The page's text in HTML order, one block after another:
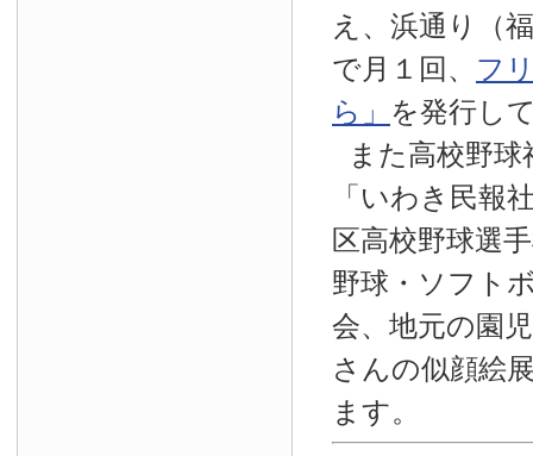
え、浜通り（
で月１回、 フ
ら」 を発行し
また高校野
「いわき民報
区高校野球選
野球・ソフト
会、地元の園
さんの似顔絵
ます。